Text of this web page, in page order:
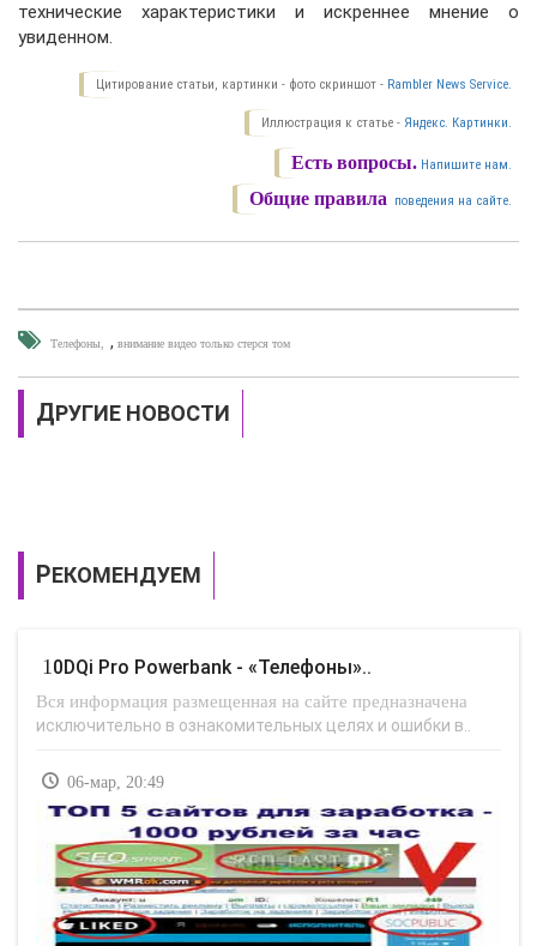
технические характеристики и искреннее мнение о
увиденном.
Цитирование статьи, картинки - фото скриншот - Rambler News Service.
Иллюстрация к статье - Яндекс. Картинки.
Есть вопросы. Напишите нам.
Общие правила поведения на сайте.
Телефоны , внимание видео только стерся том
ДРУГИЕ НОВОСТИ
РЕКОМЕНДУЕМ
10DQi Pro Powerbank - «Телефоны»..
Вся информация размещенная на сайте предназначена
исключительно в ознакомительных целях и ошибки в..
06-мар, 20:49